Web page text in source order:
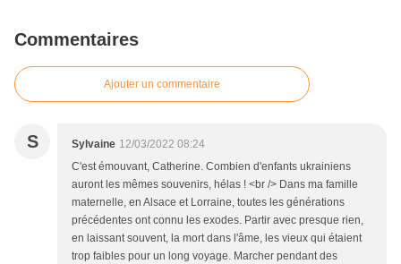
Commentaires
Ajouter un commentaire
S Sylvaine 12/03/2022 08:24
C'est émouvant, Catherine. Combien d'enfants ukrainiens
auront les mêmes souvenirs, hélas ! <br /> Dans ma famille
maternelle, en Alsace et Lorraine, toutes les générations
précédentes ont connu les exodes. Partir avec presque rien,
en laissant souvent, la mort dans l'âme, les vieux qui étaient
trop faibles pour un long voyage. Marcher pendant des